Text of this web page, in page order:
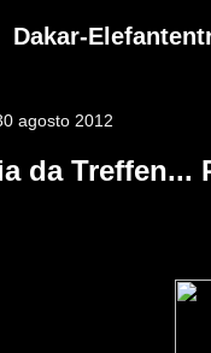
Dakar-
agosto 2012
da Treffen...